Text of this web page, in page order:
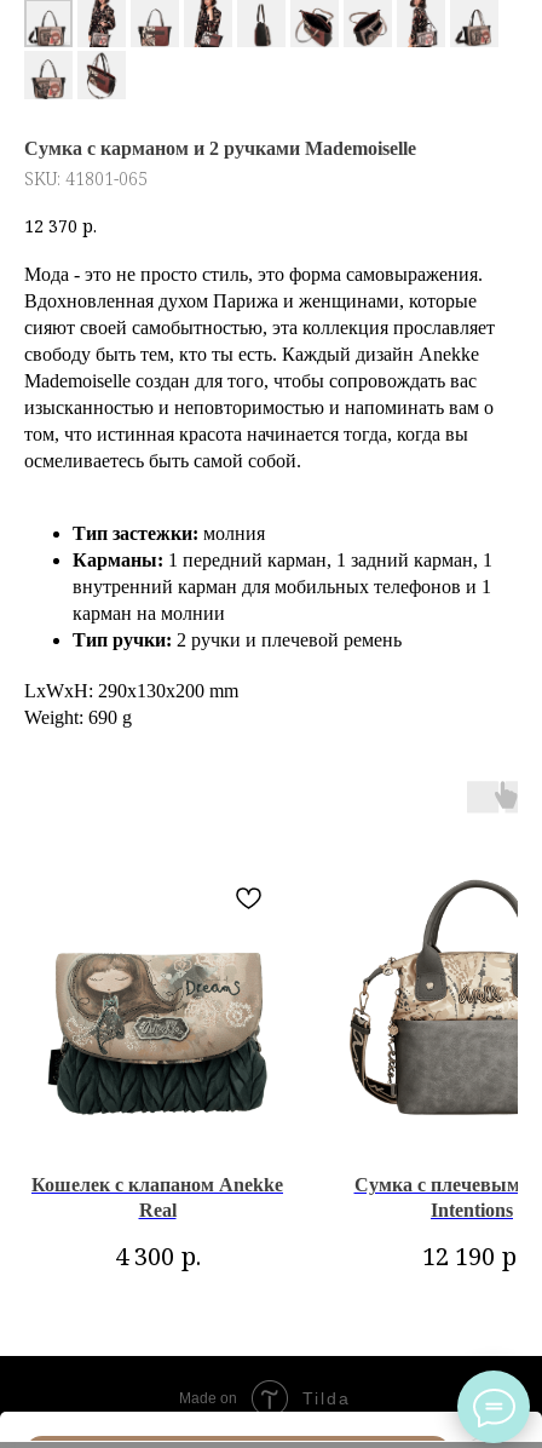
Сумка с карманом и 2 ручками Mademoiselle
SKU: 41801-065
12 370 р.
Мода - это не просто стиль, это форма самовыражения.
Вдохновленная духом Парижа и женщинами, которые
сияют своей самобытностью, эта коллекция прославляет
свободу быть тем, кто ты есть. Каждый дизайн Anekke
Mademoiselle создан для того, чтобы сопровождать вас
изысканностью и неповторимостью и напоминать вам о
том, что истинная красота начинается тогда, когда вы
осмеливаетесь быть самой собой.
Тип застежки: молния
Карманы: 1 передний карман, 1 задний карман, 1
внутренний карман для мобильных телефонов и 1
карман на молнии
Тип ручки: 2 ручки и плечевой ремень
LxWxH: 290x130x200 mm
Weight: 690 g
Кошелек с клапаном Anekke
Real
4 300 р.
Сумка с плечевым
Intentions
12 190 р.
Made on Tilda